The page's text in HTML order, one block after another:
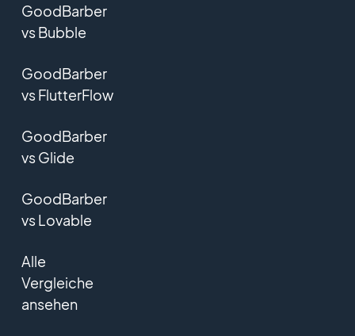
GoodBarber
vs Bubble
GoodBarber
vs FlutterFlow
GoodBarber
vs Glide
GoodBarber
vs Lovable
Alle
Vergleiche
ansehen